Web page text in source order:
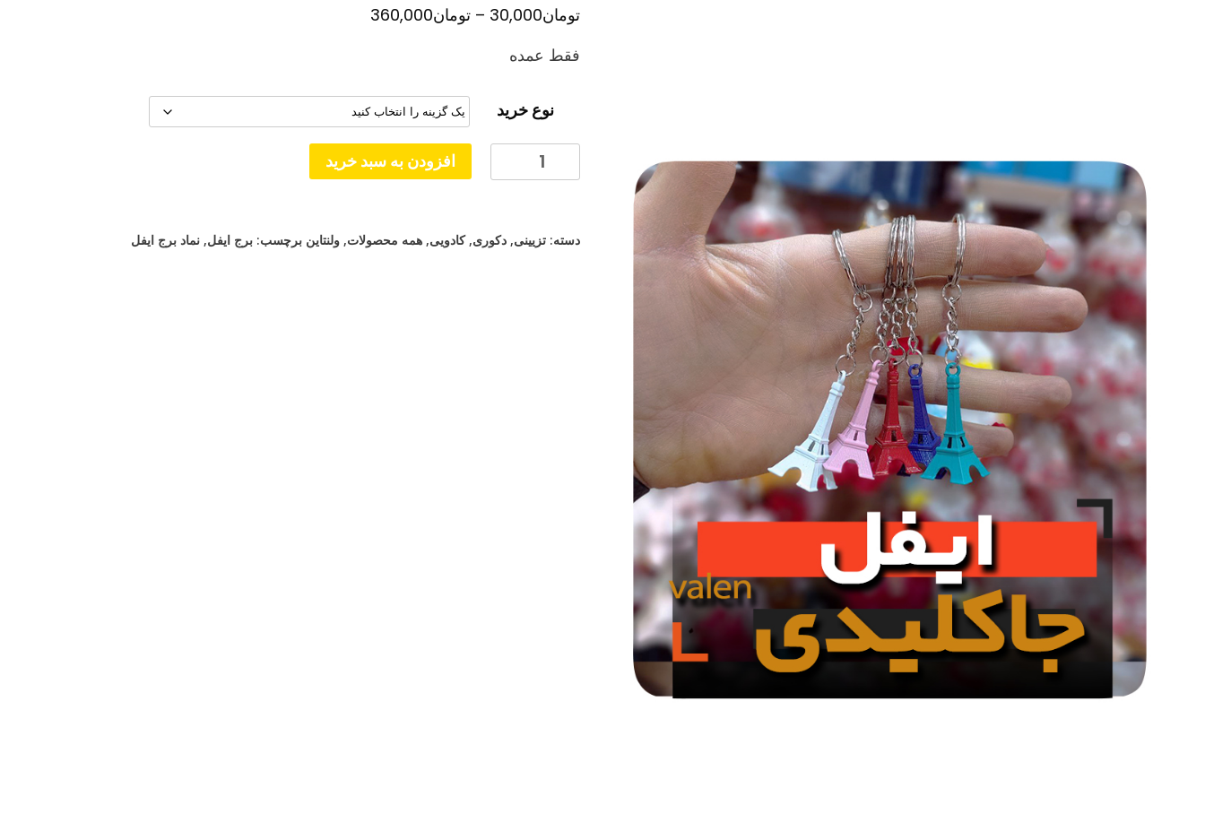
تومان30,000
– تومان360,000
تا
تومان360,000
فقط عمده
نوع خرید
جاکلیدی
برج
افزودن به سبد خرید
دسته: تزیینی, دکوری,کادویی, همه محصولات, ولنتاین برچسب: برج ایفل, نماد برج ایفل